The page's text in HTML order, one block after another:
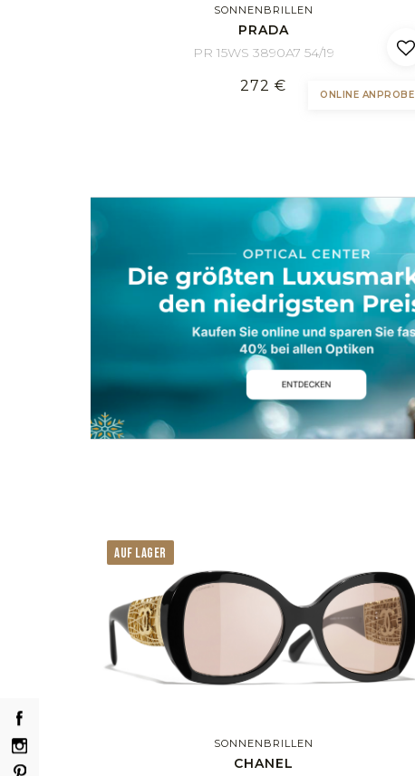
SONNENBRILLEN
PRADA
PR 15WS 3890A7 54/19
272 €
ONLINE ANPROBE
AUF LAGER
SONNENBRILLEN
CHANEL